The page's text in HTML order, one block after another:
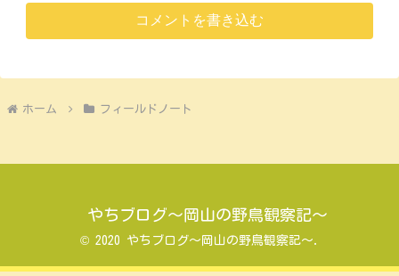
コメントを書き込む
ホーム フィールドノート
やちブログ～岡山の野鳥観察記～
© 2020 やちブログ～岡山の野鳥観察記～.